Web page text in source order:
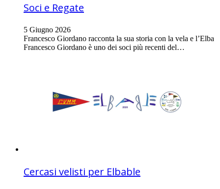
Soci e Regate
5 Giugno 2026
Francesco Giordano racconta la sua storia con la vela e l’Elba
Francesco Giordano è uno dei soci più recenti del…
Cercasi velisti per Elbable